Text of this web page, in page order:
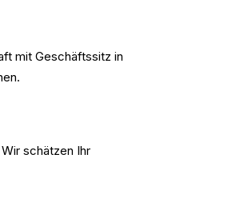
mit Geschäftssitz in
schätzen Ihr